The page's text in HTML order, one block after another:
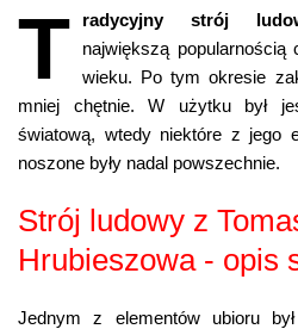
T radycyjny strój
największą
wieku. Po tym okresie
mniej chętnie. W użytku był
światową, wtedy niektóre z jego
noszone były nadal powszechnie.
Strój ludowy z
Hrubieszowa - opis
Jednym z elementów ubioru